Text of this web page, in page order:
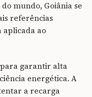
mundo, Goiânia se
referências
aplicada ao
para garantir alta
energética. A
a recarga